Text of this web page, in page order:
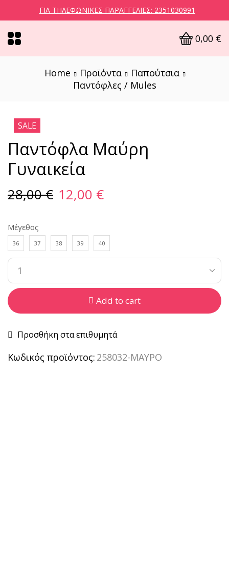
ΓΙΑ ΤΗΛΕΦΩΝΙΚΈΣ ΠΑΡΑΓΓΕΛΊΕΣ: 2351030991
0,00 €
Home Προϊόντα
Παπούτσια
Παντόφλες / Mules
SALE
Παντόφλα Μαύρη
Γυναικεία
28,00€ 12,00 €
Μέγεθος
36 37 38 39 40
Add to cart
Προσθήκη στα επιθυμητά
Κωδικός προϊόντος: 258032-ΜΑΥΡΟ